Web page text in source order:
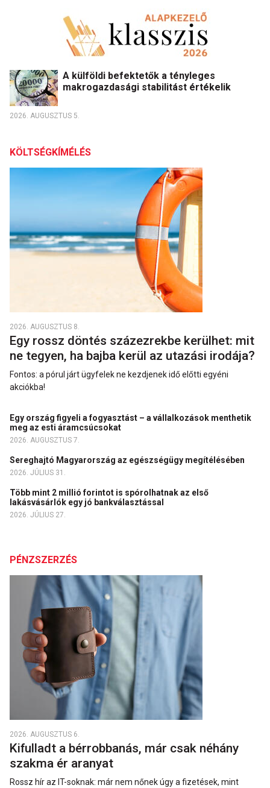
A külföldi befektetők a tényleges
makrogazdasági stabilitást értékelik
2026. AUGUSZTUS 5.
KÖLTSÉGKÍMÉLÉS
2026. AUGUSZTUS 8.
Egy rossz döntés százezrekbe kerülhet: mit
ne tegyen, ha bajba kerül az utazási irodája?
Fontos: a pórul járt ügyfelek ne kezdjenek idő előtti egyéni
akciókba!
Egy ország figyeli a fogyasztást – a vállalkozások menthetik
meg az esti áramcsúcsokat
2026. AUGUSZTUS 7.
Sereghajtó Magyarország az egészségügy megítélésében
2026. JÚLIUS 31.
Több mint 2 millió forintot is spórolhatnak az első
lakásvásárlók egy jó bankválasztással
2026. JÚLIUS 27.
PÉNZSZERZÉS
2026. AUGUSZTUS 6.
Kifulladt a bérrobbanás, már csak néhány
szakma ér aranyat
Rossz hír az IT-soknak: már nem nőnek úgy a fizetések, mint